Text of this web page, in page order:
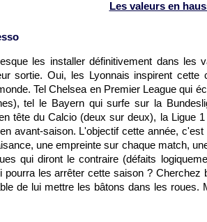
Les valeurs en
les installer définitivement dans les
sortie. Oui, les Lyonnais inspirent
Tel Chelsea en Premier League qui
tel le Bayern qui surfe sur la
tête du Calcio (deux sur deux), la Ligue
avant-saison. L'objectif cette année,
une empreinte sur chaque match,
qui diront le contraire (défaits
pourra les arrêter cette saison ? Cherchez
de lui mettre les bâtons dans les